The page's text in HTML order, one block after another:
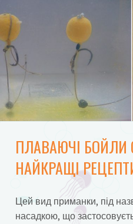
ПЛАВАЮЧІ БОЙЛИ
НАЙКРАЩІ
Цей вид приманки, під
насадкою, що